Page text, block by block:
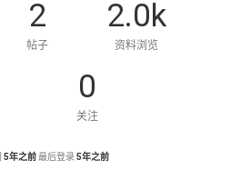
2
帖子
2.0k
资料浏览
0
关注
5年之前最后登录5年之前